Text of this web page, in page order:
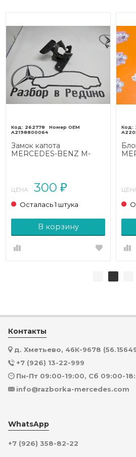
262778
A2198800064
Замок капота
MERCEDES-BENZ M-
ЦЕНА: 300 ₽
Осталась 1 штука
В корзину
Контакты
д. Хметьево, 46К-9678
+7 (926) 13-22-999
Пн-Пт 09:00-19:00, Сб 09:00-
info@razborka-mercedes.com
WhatsApp
+7 (926) 358-82-22